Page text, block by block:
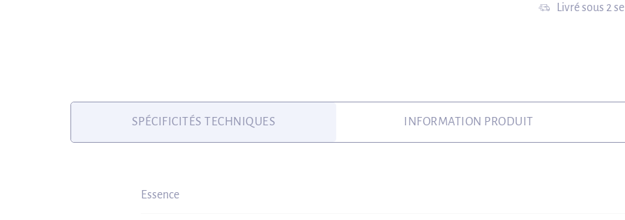
Livré sous 2
SPÉCIFICITÉS TECHNIQUES INFORMATION PRODUIT
Essence